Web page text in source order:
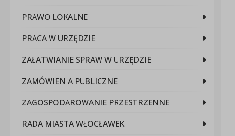
PRAWO LOKALNE
PRACA W URZĘDZIE
ZAŁATWIANIE SPRAW W URZĘDZIE
ZAMÓWIENIA PUBLICZNE
ZAGOSPODAROWANIE PRZESTRZENNE
RADA MIASTA WŁOCŁAWEK